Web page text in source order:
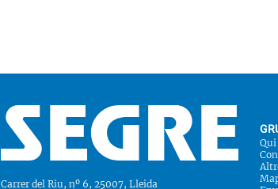
Carrer del Riu, nº 6, 25007, Lleida
Qui